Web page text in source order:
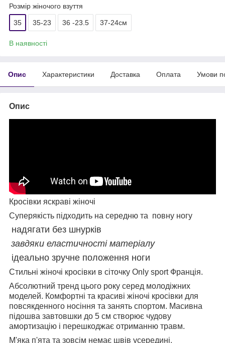
Розмір жіночого взуття
35 35-23 36 -23.5 37-24см
В наявності
Опис Характеристики Доставка Оплата Умови
Опис
Кросівки яскраві жіночі
Суперякість підходить на середню та повну ногу
надягати без шнурків
завдяки еластичності матеріалу
ідеально зручне положення ноги
Стильні жіночі кросівки в сіточку Only sport Франція.
Абсолютний тренд цього року серед молодіжних
моделей. Комфортні та красиві жіночі кросівки для
повсякденного носіння та занять спортом. Масивна
підошва завтовшки до 5 см створює чудову
амортизацію і перешкоджає отриманню травм.
М'яка п'ята та зовсім немає швів усередині.